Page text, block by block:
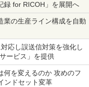
録 for RICOH」を展開へ
業の生産ライン構成を自動
応し誤送信対策を強化し
ービス」を提供
何を変えるのか 攻めのフ
ンドセット変革